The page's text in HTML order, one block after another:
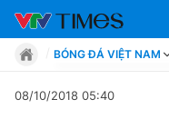
BÓNG ĐÁ VIỆT NAM
Move
08/10/2018 05:40